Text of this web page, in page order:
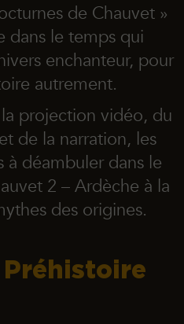
de Chauvet »
dans le temps qui
enchanteur, pour
autrement.
projection vidéo, du
de la narration, les
à déambuler dans le
2 – Ardèche à la
des origines.
Préhistoire